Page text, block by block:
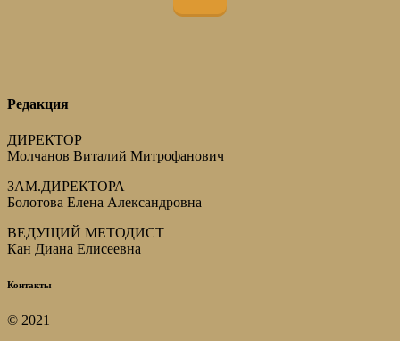
Редакция
ДИРЕКТОР
Молчанов Виталий Митрофанович
ЗАМ.ДИРЕКТОРА
Болотова Елена Александровна
ВЕДУЩИЙ МЕТОДИСТ
Кан Диана Елисеевна
Контакты
© 2021